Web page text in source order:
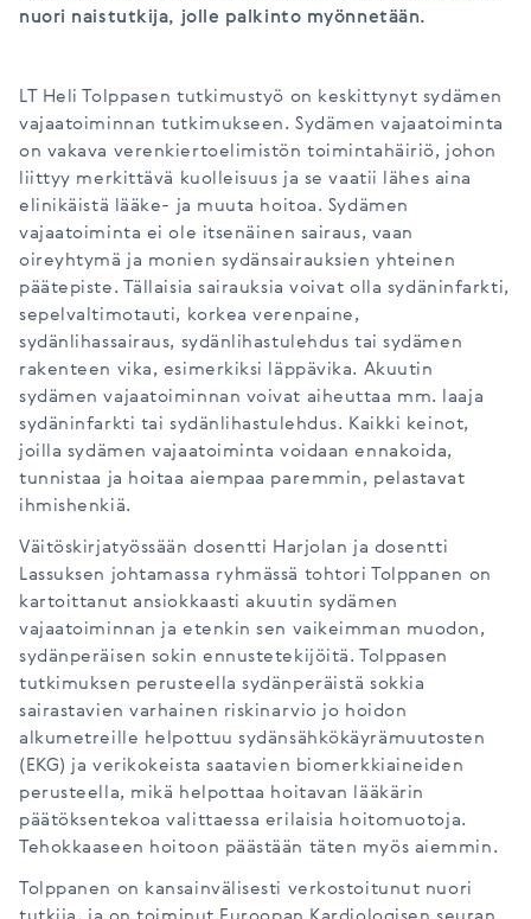
nuori naistutkija, jolle palkinto myönnetään.
LT Heli Tolppasen tutkimustyö on keskittynyt sydämen
vajaatoiminnan tutkimukseen. Sydämen vajaatoiminta
on vakava verenkiertoelimistön toimintahäiriö, johon
liittyy merkittävä kuolleisuus ja se vaatii lähes aina
elinikäistä lääke- ja muuta hoitoa. Sydämen
vajaatoiminta ei ole itsenäinen sairaus, vaan
oireyhtymä ja monien sydänsairauksien yhteinen
päätepiste. Tällaisia sairauksia voivat olla sydäninfarkti,
sepelvaltimotauti, korkea verenpaine,
sydänlihassairaus, sydänlihastulehdus tai sydämen
rakenteen vika, esimerkiksi läppävika. Akuutin
sydämen vajaatoiminnan voivat aiheuttaa mm. laaja
sydäninfarkti tai sydänlihastulehdus. Kaikki keinot,
joilla sydämen vajaatoiminta voidaan ennakoida,
tunnistaa ja hoitaa aiempaa paremmin, pelastavat
ihmishenkiä.
Väitöskirjatyössään dosentti Harjolan ja dosentti
Lassuksen johtamassa ryhmässä tohtori Tolppanen on
kartoittanut ansiokkaasti akuutin sydämen
vajaatoiminnan ja etenkin sen vaikeimman muodon,
sydänperäisen sokin ennustetekijöitä. Tolppasen
tutkimuksen perusteella sydänperäistä sokkia
sairastavien varhainen riskinarvio jo hoidon
alkumetreille helpottuu sydänsähkökäyrämuutosten
(EKG) ja verikokeista saatavien biomerkkiaineiden
perusteella, mikä helpottaa hoitavan lääkärin
päätöksentekoa valittaessa erilaisia hoitomuotoja.
Tehokkaaseen hoitoon päästään täten myös aiemmin.
Tolppanen on kansainvälisesti verkostoitunut nuori